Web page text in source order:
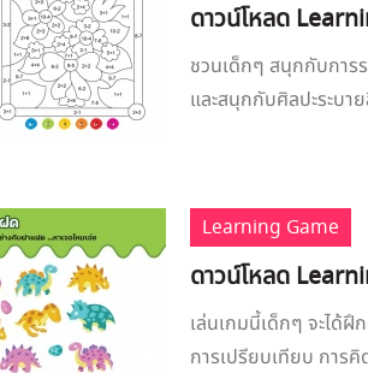
ดาวน์โหลด
ชวนเด็กๆ สนุกกับการ
และสนุกกับศิลปะระบา
Learning Game
ดาวน์โหลด
เล่นเกมนี้เด็กๆ จะได้
การเปรียบเทียบ การ